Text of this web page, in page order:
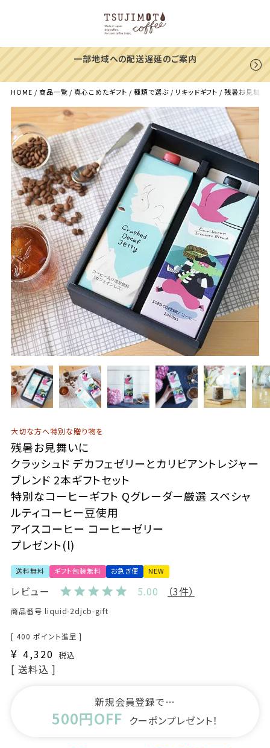
一部地域への配送遅延のご案内
HOME 商品一覧 真心こめたギフト 種類で選ぶ リキッドギフト 残暑お見舞い
大切な方へ特別な贈り物を
残暑お見舞いに
クラッシュド デカフェゼリーとカリビアントレジャー
ブレンド 2本ギフトセット
特別なコーヒーギフト Qグレーダー厳選 スペシャ
ルティコーヒー豆使用
アイスコーヒー コーヒーゼリー
プレゼント(l)
送料無料 ギフト包装無料 お急ぎ便 NEW
レビュー 5.00 （3件）
商品番号 liquid-2djcb-gift
[ 400 ポイント進呈 ]
¥ 4,320 税込
送料込
新規会員登録で…
500円OFF クーポンプレゼント！